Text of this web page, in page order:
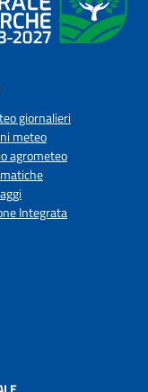
giornalieri
meteo
agrometeo
Integrata